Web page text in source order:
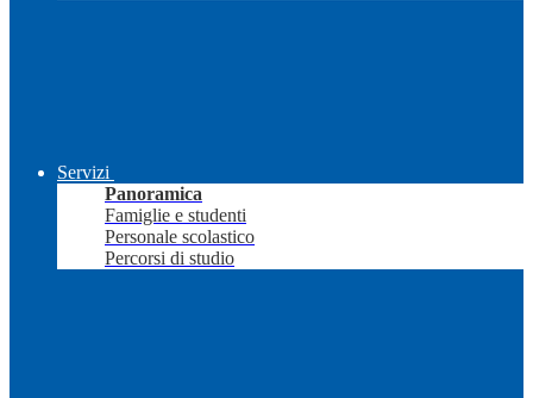
Servizi
Panoramica
Famiglie e studenti
Personale scolastico
Percorsi di studio